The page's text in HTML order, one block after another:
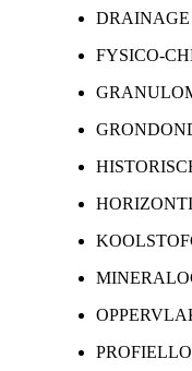
DRAINAGE
FYSICO-